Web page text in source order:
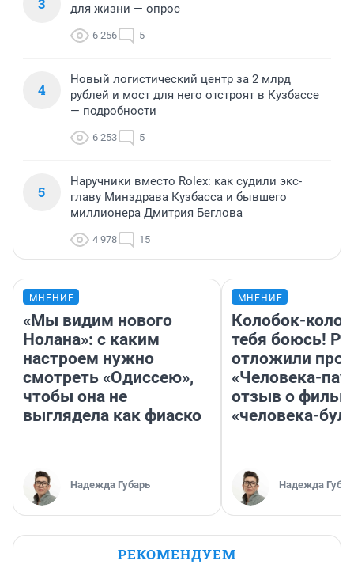
3
для жизни — опрос
6 256 5
4
Новый логистический центр за 2 млрд
рублей и мост для него отстроят в Кузбассе
— подробности
6 253 5
5
Наручники вместо Rolex: как судили экс-
главу Минздрава Кузбасса и бывшего
миллионера Дмитрия Беглова
4 978 15
МНЕНИЕ
«Мы видим нового
Нолана»: с каким
настроем нужно
смотреть «Одиссею»,
чтобы она не
выглядела как фиаско
Надежда Губарь
МНЕНИЕ
Колобок-
тебя боюсь!
отложили
«Человека-
отзыв о
«человека-
Надежда
РЕКОМЕНДУЕМ